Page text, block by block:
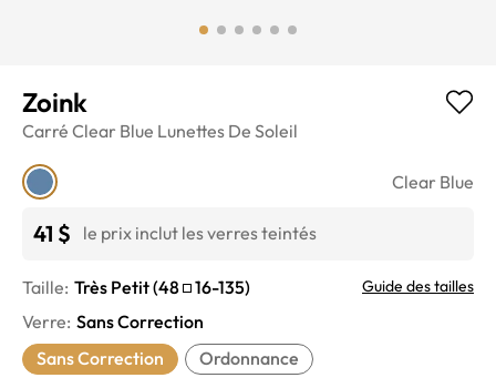
Zoink
Carré Clear Blue Lunettes De Soleil
Clear Blue
41 $ le prix inclut les verres teintés
Taille: Très Petit(48 16-135) Guide des tailles
Verre: Sans Correction
Sans Correction
Ordonnance